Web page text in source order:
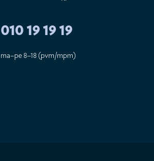
010 19 19 19
ma–pe 8–18 (pvm/mpm)